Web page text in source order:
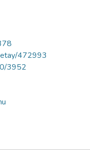
472993
3952